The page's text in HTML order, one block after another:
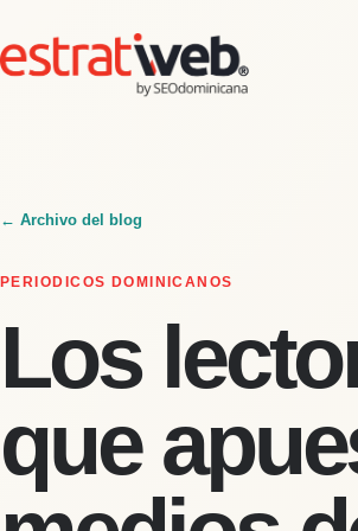
← Archivo del blog
PERIODICOS DOMINICANOS
Los
que